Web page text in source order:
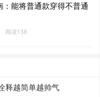
：能将普通款穿得不普通
阅读138
释越简单越帅气